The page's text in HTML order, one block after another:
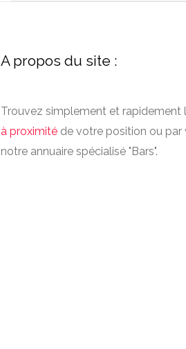
A propos du site :
Trouvez simplement et rapidement
à proximité de votre position ou par
notre annuaire spécialisé "Bars".